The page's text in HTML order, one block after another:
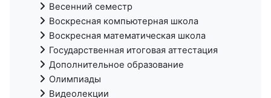
Весенний семестр
Воскресная компьютерная школа
Воскресная математическая школа
Государственная итоговая аттестация
Дополнительное образование
Олимпиады
Видеолекции